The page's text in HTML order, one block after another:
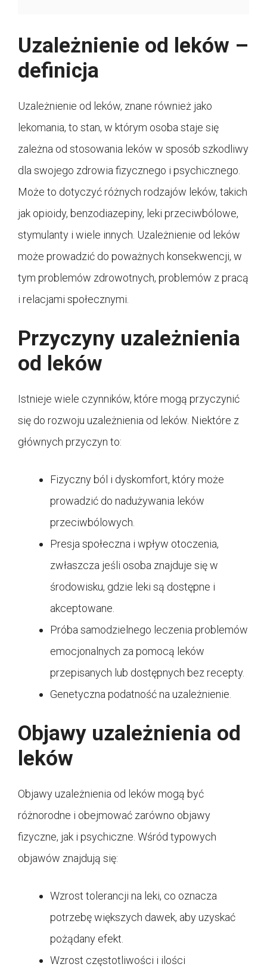
Uzależnienie od leków –
definicja
Uzależnienie od leków, znane również jako
lekomania, to stan, w którym osoba staje się
zależna od stosowania leków w sposób szkodliwy
dla swojego zdrowia fizycznego i psychicznego.
Może to dotyczyć różnych rodzajów leków, takich
jak opioidy, benzodiazepiny, leki przeciwbólowe,
stymulanty i wiele innych. Uzależnienie od leków
może prowadzić do poważnych konsekwencji, w
tym problemów zdrowotnych, problemów z pracą
i relacjami społecznymi.
Przyczyny uzależnienia
od leków
Istnieje wiele czynników, które mogą przyczynić
się do rozwoju uzależnienia od leków. Niektóre z
głównych przyczyn to:
Fizyczny ból i dyskomfort, który może
prowadzić do nadużywania leków
przeciwbólowych.
Presja społeczna i wpływ otoczenia,
zwłaszcza jeśli osoba znajduje się w
środowisku, gdzie leki są dostępne i
akceptowane.
Próba samodzielnego leczenia problemów
emocjonalnych za pomocą leków
przepisanych lub dostępnych bez recepty.
Genetyczna podatność na uzależnienie.
Objawy uzależnienia od
leków
Objawy uzależnienia od leków mogą być
różnorodne i obejmować zarówno objawy
fizyczne, jak i psychiczne. Wśród typowych
objawów znajdują się:
Wzrost tolerancji na leki, co oznacza
potrzebę większych dawek, aby uzyskać
pożądany efekt.
Wzrost częstotliwości i ilości